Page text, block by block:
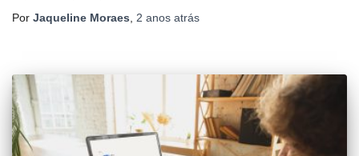
Por Jaqueline Moraes, 2 anos atrás